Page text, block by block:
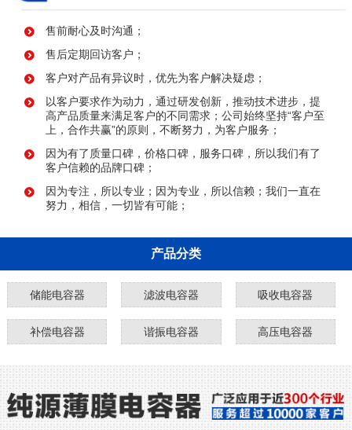
售前耐心及时沟通；
售后定期回访客户；
客户对产品有异议时，优先为客户解决疑虑；
以客户要求作为动力，通过研发创新，推动技术进步，提
高产品质量来满足客户的不同需求；公司始终坚持“客户至
上，合作共赢”的原则，不断努力，为客户服务；
因为有了质量口碑，价格口碑，服务口碑，所以我们有了
客户信赖的品牌口碑；
因为专注，所以专业；因为专业，所以信赖；我们一直在
努力，相信，一切皆有可能；
产品分类
储能电容器 滤波电容器 吸收电容器
补偿电容器 谐振电容器 高压电容器